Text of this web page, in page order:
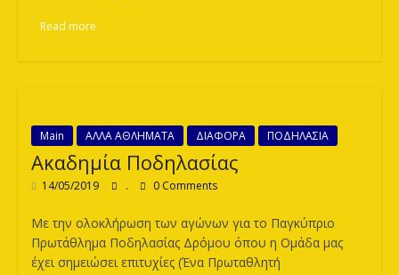
Read more
Main ΑΛΛΑ ΑΘΛΗΜΑΤΑ ΔΙΑΦΟΡΑ ΠΟΔΗΛΑΣΙΑ
Ακαδημία Ποδηλασίας
14/05/2019 . 0 Comments
Με την ολοκλήρωση των αγώνων για το Παγκύπριο
Πρωτάθλημα Ποδηλασίας Δρόμου όπου η Ομάδα μας
έχει σημειώσει επιτυχίες (Ένα Πρωταθλητή